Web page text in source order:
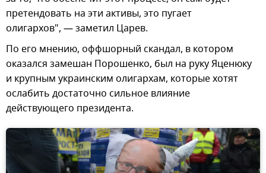
претендовать на эти активы, это пугает
олигархов", — заметил Царев.
По его мнению, оффшорный скандал, в котором
оказался замешан Порошенко, был на руку Яценюку
и крупным украинским олигархам, которые хотят
ослабить достаточно сильное влияние
действующего президента.